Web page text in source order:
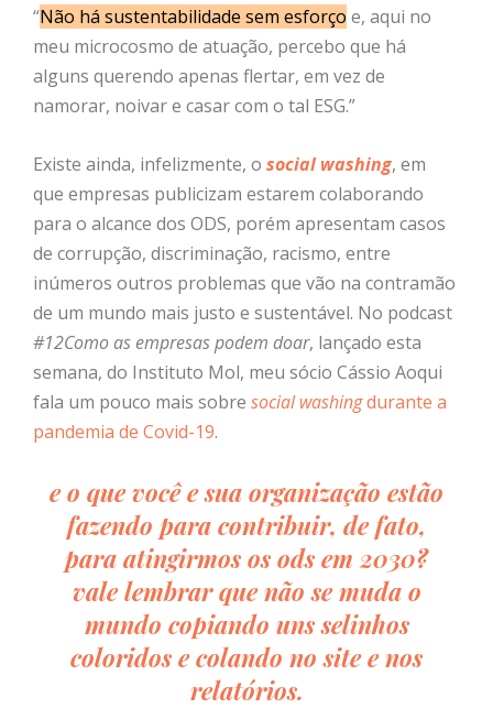
“Não há sustentabilidade sem esforço e, aqui no
meu microcosmo de atuação, percebo que há
alguns querendo apenas flertar, em vez de
namorar, noivar e casar com o tal ESG.”
Existe ainda, infelizmente, o social washing, em
que empresas publicizam estarem colaborando
para o alcance dos ODS, porém apresentam casos
de corrupção, discriminação, racismo, entre
inúmeros outros problemas que vão na contramão
de um mundo mais justo e sustentável. No podcast
#12Como as empresas podem doar, lançado esta
semana, do Instituto Mol, meu sócio Cássio Aoqui
fala um pouco mais sobre social washingdurante a
pandemia de Covid-19.
e o que você e sua organização estão
fazendo para contribuir, de fato,
para atingirmos os ods em 2030?
vale lembrar que não se muda o
mundo copiando uns selinhos
coloridos e colando no site e nos
relatórios.